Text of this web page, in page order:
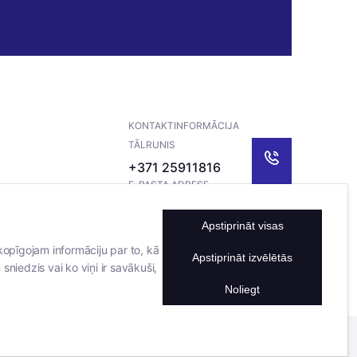
KONTAKTINFORMĀCIJA
TĀLRUNIS
+371 25911816
E-PASTA ADRESE
info@bertasnams.lv
informāciju par to, kā
vai ko viņi ir savākuši,
Apstiprināt visas
Apstiprināt izvēlētās
Noliegt